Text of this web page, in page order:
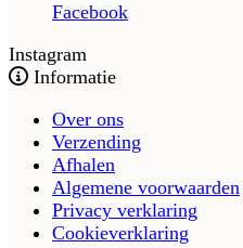
Facebook
Instagram
Informatie
Over ons
Verzending
Afhalen
Algemene voorwaarden
Privacy verklaring
Cookieverklaring